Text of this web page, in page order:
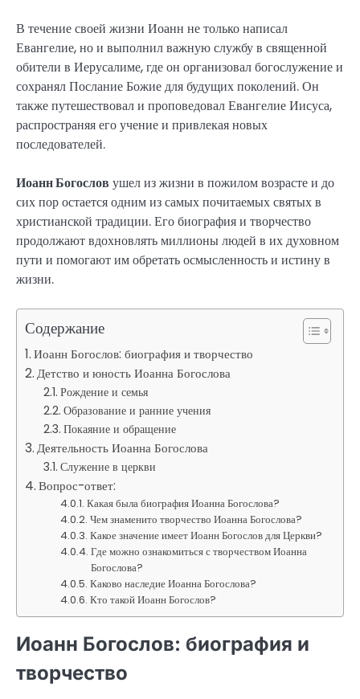
В течение своей жизни Иоанн не только написал
Евангелие, но и выполнил важную службу в священной
обители в Иерусалиме, где он организовал богослужение и
сохранял Послание Божие для будущих поколений. Он
также путешествовал и проповедовал Евангелие Иисуса,
распространяя его учение и привлекая новых
последователей.
Иоанн Богослов ушел из жизни в пожилом возрасте и до
сих пор остается одним из самых почитаемых святых в
христианской традиции. Его биография и творчество
продолжают вдохновлять миллионы людей в их духовном
пути и помогают им обретать осмысленность и истину в
жизни.
Содержание
Иоанн Богослов: биография и творчество
Детство и юность Иоанна Богослова
Рождение и семья
Образование и ранние учения
Покаяние и обращение
Деятельность Иоанна Богослова
Служение в церкви
Вопрос-ответ:
Какая была биография Иоанна Богослова?
Чем знаменито творчество Иоанна Богослова?
Какое значение имеет Иоанн Богослов для Церкви?
Где можно ознакомиться с творчеством Иоанна
Богослова?
Каково наследие Иоанна Богослова?
Кто такой Иоанн Богослов?
Иоанн Богослов: биография и
творчество